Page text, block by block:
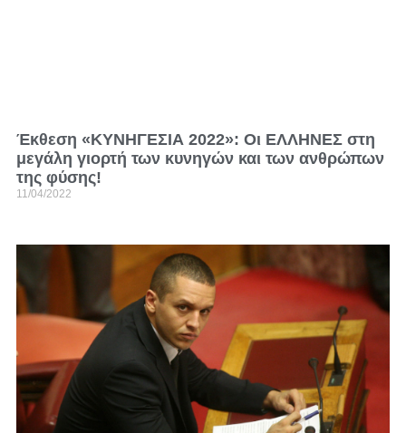
Έκθεση «ΚΥΝΗΓΕΣΙΑ 2022»: Οι ΕΛΛΗΝΕΣ στη
μεγάλη γιορτή των κυνηγών και των ανθρώπων
της φύσης!
11/04/2022